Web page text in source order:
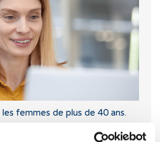
femmes de plus de 40 ans.